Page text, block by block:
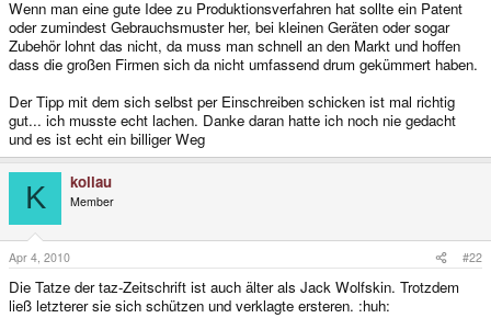
Wenn man eine gute Idee zu Produktionsverfahren hat sollte ein Patent
oder zumindest Gebrauchsmuster her, bei kleinen Geräten oder sogar
Zubehör lohnt das nicht, da muss man schnell an den Markt und hoffen
dass die großen Firmen sich da nicht umfassend drum gekümmert haben.
Der Tipp mit dem sich selbst per Einschreiben schicken ist mal richtig
gut... ich musste echt lachen. Danke daran hatte ich noch nie gedacht
und es ist echt ein billiger Weg
K kollau
Member
Apr 4, 2010 #22
Die Tatze der taz-Zeitschrift ist auch älter als Jack Wolfskin. Trotzdem
ließ letzterer sie sich schützen und verklagte ersteren. :huh: